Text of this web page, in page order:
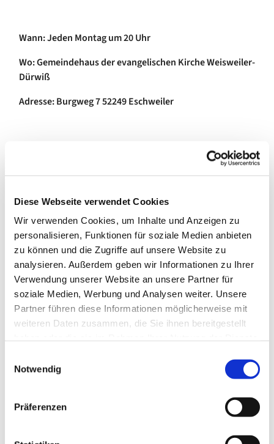
Diese Webseite verwendet Cookies
Wir verwenden Cookies, um Inhalte und Anzeigen zu
personalisieren, Funktionen für soziale Medien anbieten
zu können und die Zugriffe auf unsere Website zu
analysieren. Außerdem geben wir Informationen zu Ihrer
Verwendung unserer Website an unsere Partner für
soziale Medien, Werbung und Analysen weiter. Unsere
Partner führen diese Informationen möglicherweise mit
weiteren Daten zusammen, die Sie ihnen bereitgestellt
Notwendig
Präferenzen
Wann: Jeden Montag um 20 Uhr
Wo: Gemeindehaus der evangelischen Kirche Weisweiler-
Dürwiß
Adresse: Burgweg 7 52249 Eschweiler
Das Repertoire unseres ökumenischen Chors besteht aus
-Pop-oder Jazz-Arrangements-
-Gospel-
-sowie Weihnachtsliedern-